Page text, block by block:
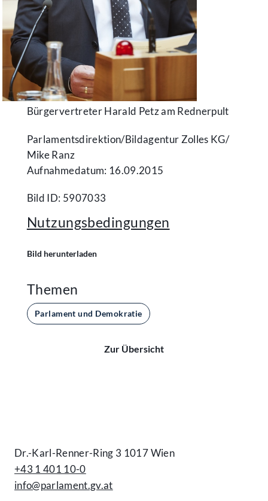
Bürgervertreter Harald Petz am Rednerpult
Parlamentsdirektion/​Bildagentur Zolles KG/​
Mike Ranz
Aufnahmedatum: 16.09.2015
Bild ID: 5907033
Nutzungsbedingungen
Bild herunterladen
Themen
Parlament und Demokratie
Zur Übersicht
Dr.-Karl-Renner-Ring 3 1017 Wien
+43 1 401 10-0
info@parlament.gv.at